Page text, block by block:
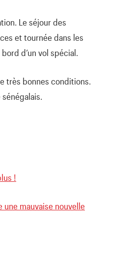
Le séjour des
et tournée dans les
d’un vol spécial.
très bonnes conditions.
!
une mauvaise nouvelle